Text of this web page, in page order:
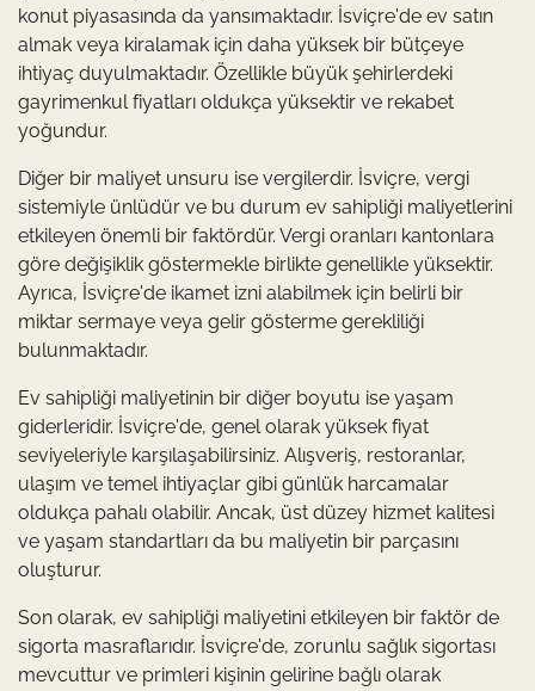
konut piyasasında da yansımaktadır. İsviçre'de ev satın
almak veya kiralamak için daha yüksek bir bütçeye
ihtiyaç duyulmaktadır. Özellikle büyük şehirlerdeki
gayrimenkul fiyatları oldukça yüksektir ve rekabet
yoğundur.
Diğer bir maliyet unsuru ise vergilerdir. İsviçre, vergi
sistemiyle ünlüdür ve bu durum ev sahipliği maliyetlerini
etkileyen önemli bir faktördür. Vergi oranları kantonlara
göre değişiklik göstermekle birlikte genellikle yüksektir.
Ayrıca, İsviçre'de ikamet izni alabilmek için belirli bir
miktar sermaye veya gelir gösterme gerekliliği
bulunmaktadır.
Ev sahipliği maliyetinin bir diğer boyutu ise yaşam
giderleridir. İsviçre'de, genel olarak yüksek fiyat
seviyeleriyle karşılaşabilirsiniz. Alışveriş, restoranlar,
ulaşım ve temel ihtiyaçlar gibi günlük harcamalar
oldukça pahalı olabilir. Ancak, üst düzey hizmet kalitesi
ve yaşam standartları da bu maliyetin bir parçasını
oluşturur.
Son olarak, ev sahipliği maliyetini etkileyen bir faktör de
sigorta masraflarıdır. İsviçre'de, zorunlu sağlık sigortası
mevcuttur ve primleri kişinin gelirine bağlı olarak